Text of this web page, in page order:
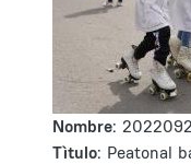
Nombre:
Tìtulo: Peatonal